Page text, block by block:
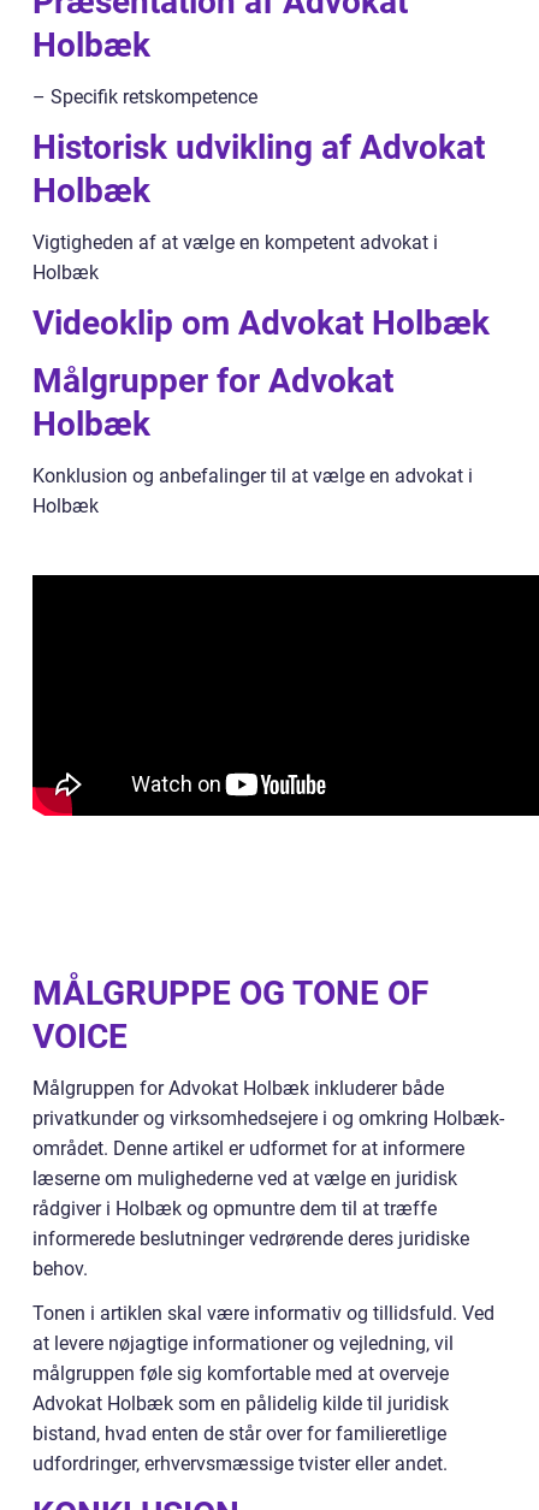
Holbæk
– Specifik retskompetence
Historisk udvikling af Advokat
Holbæk
Vigtigheden af at vælge en kompetent advokat i
Holbæk
Videoklip om Advokat Holbæk
Målgrupper for Advokat
Holbæk
Konklusion og anbefalinger til at vælge en advokat i
Holbæk
MÅLGRUPPE OG TONE OF
VOICE
Målgruppen for Advokat Holbæk inkluderer både
privatkunder og virksomhedsejere i og omkring Holbæk-
området. Denne artikel er udformet for at informere
læserne om mulighederne ved at vælge en juridisk
rådgiver i Holbæk og opmuntre dem til at træffe
informerede beslutninger vedrørende deres juridiske
behov.
Tonen i artiklen skal være informativ og tillidsfuld. Ved
at levere nøjagtige informationer og vejledning, vil
målgruppen føle sig komfortable med at overveje
Advokat Holbæk som en pålidelig kilde til juridisk
bistand, hvad enten de står over for familieretlige
udfordringer, erhvervsmæssige tvister eller andet.